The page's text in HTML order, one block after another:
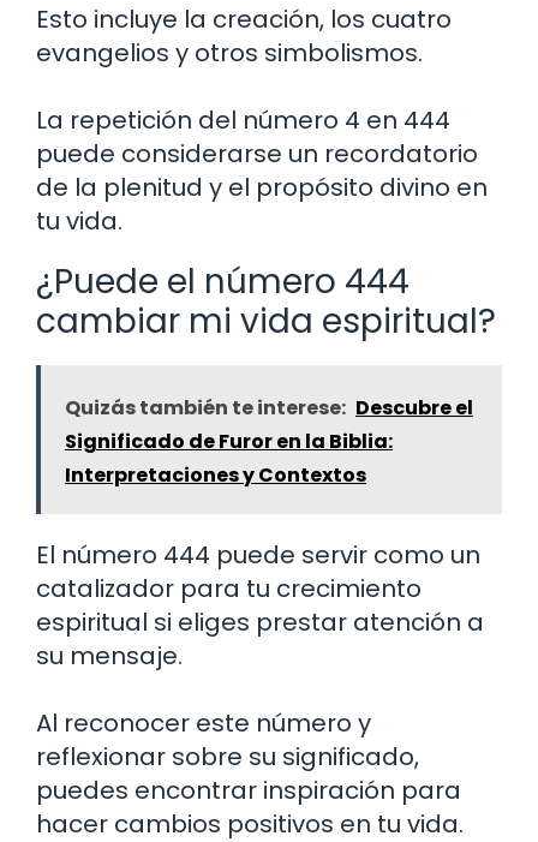
Esto incluye la creación, los cuatro
evangelios y otros simbolismos.
La repetición del número 4 en 444
puede considerarse un recordatorio
de la plenitud y el propósito divino en
tu vida.
¿Puede el número 444
cambiar mi vida espiritual?
Quizás también te interese: Descubre el
Significado de Furor en la Biblia:
Interpretaciones y Contextos
El número 444 puede servir como un
catalizador para tu crecimiento
espiritual si eliges prestar atención a
su mensaje.
Al reconocer este número y
reflexionar sobre su significado,
puedes encontrar inspiración para
hacer cambios positivos en tu vida.